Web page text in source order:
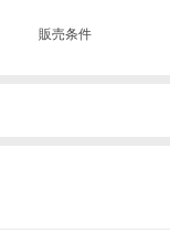
販売条件